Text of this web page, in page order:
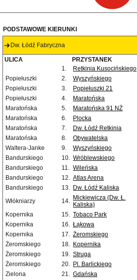
PODSTAWOWE KIERUNKI
Dw. Łódź Fabryczna
ULICA PRZYSTANEK
1.
Retkinia Kusocińskiego
Popiełuszki
2. Wyszyńskiego
Popiełuszki
3. Popiełuszki 21
Popiełuszki
4. Maratońska
Maratońska
5. Maratońska 91 NŻ
Maratońska
6. Plocka
Maratońska
7. Dw. Łódź Retkinia
Maratońska
8. Obywatelska
Waltera-Janke
9. Wyszyńskiego
Bandurskiego
10. Wróblewskiego
Bandurskiego
11. Wileńska
Bandurskiego
12. Atlas Arena
Bandurskiego
13. Dw. Łódź Kaliska
Włókniarzy
14. Mickiewicza (Dw. Ł.
Kaliska)
Kopernika 15. Tobaco Park
Kopernika
16. Łąkowa
Kopernika
17. Żeromskiego
Żeromskiego
18. Kopernika
Żeromskiego
19. Struga
Żeromskiego
20. Pl. Barlickiego
Zielona
21. Gdańska